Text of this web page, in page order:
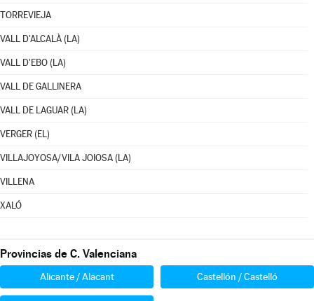
TORREVIEJA
VALL D'ALCALÀ (LA)
VALL D'EBO (LA)
VALL DE GALLINERA
VALL DE LAGUAR (LA)
VERGER (EL)
VILLAJOYOSA/VILA JOIOSA (LA)
VILLENA
XALÓ
Provincias de C. Valenciana
Alicante / Alacant Castellón / Castelló